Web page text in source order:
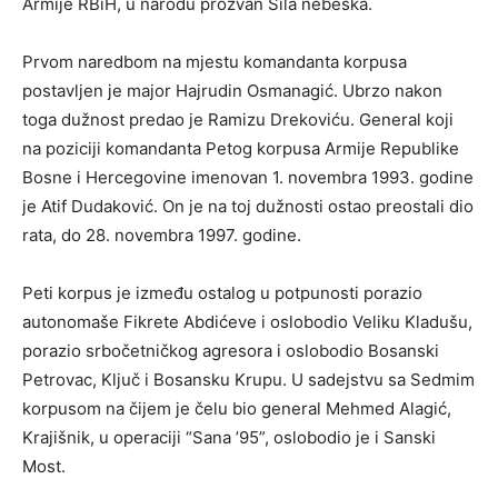
Prvom naredbom na mjestu komandanta korpusa
postavljen je major Hajrudin Osmanagić. Ubrzo nakon
toga dužnost predao je Ramizu Drekoviću. General koji
na poziciji komandanta Petog korpusa Armije Republike
Bosne i Hercegovine imenovan 1. novembra 1993. godine
je Atif Dudaković. On je na toj dužnosti ostao preostali dio
rata, do 28. novembra 1997. godine.
Peti korpus je između ostalog u potpunosti porazio
autonomaše Fikrete Abdićeve i oslobodio Veliku Kladušu,
porazio srbočetničkog agresora i oslobodio Bosanski
Petrovac, Ključ i Bosansku Krupu. U sadejstvu sa Sedmim
korpusom na čijem je čelu bio general Mehmed Alagić,
Krajišnik, u operaciji “Sana ’95”, oslobodio je i Sanski
Most.